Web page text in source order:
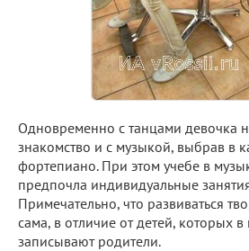
Одновременно с танцами девочка
знакомство и с музыкой, выбрав в
фортепиано. При этом учебе в
предпочла индивидуальные
Примечательно, что развиваться
сама, в отличие от детей, которых
записывают родители.